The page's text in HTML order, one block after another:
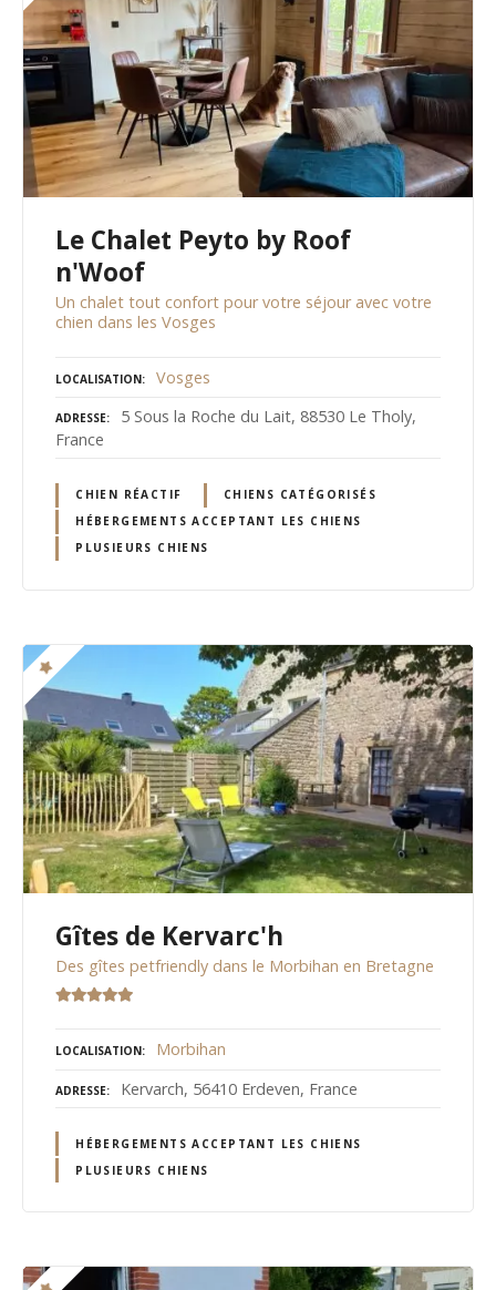
Le Chalet Peyto by Roof
n'Woof
Un chalet tout confort pour votre séjour avec votre
chien dans les Vosges
LOCALISATION Vosges
ADRESSE
5 Sous la Roche du Lait, 88530 Le Tholy,
France
CHIEN RÉACTIF
CHIENS CATÉGORISÉS
HÉBERGEMENTS ACCEPTANT LES CHIENS
PLUSIEURS CHIENS
Gîtes de Kervarc'h
Des gîtes petfriendly dans le Morbihan en Bretagne
LOCALISATION Morbihan
ADRESSE Kervarch, 56410 Erdeven, France
HÉBERGEMENTS ACCEPTANT LES CHIENS
PLUSIEURS CHIENS